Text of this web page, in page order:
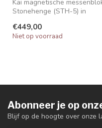
Kai magnetische
Stonehenge (STH-5) in
messen.
€449,00
Niet op voorraad
Abonneer je op
Blijf op de hoogte over onze